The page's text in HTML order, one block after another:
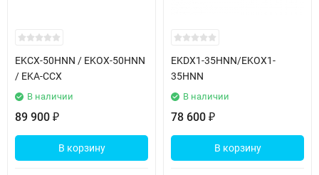
EKCX-50HNN / EKOX-50HNN
/ EKA-CCX
В наличии
89 900 ₽
В корзину
EKDX1-35HNN/EKOX1-
35HNN
В наличии
78 600 ₽
В корзину